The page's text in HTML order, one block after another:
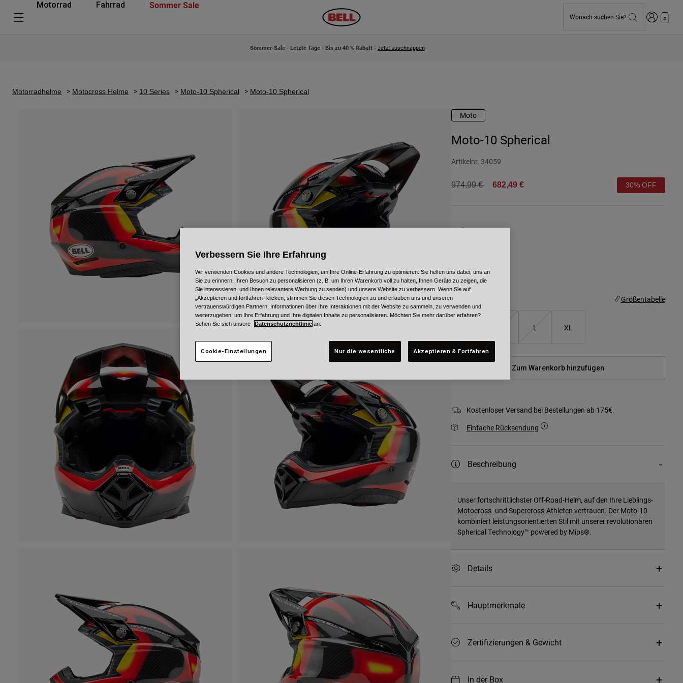
Motorrad Fahrrad Sommer Sale
Wonach suchen Sie? Anmelden
0
Sommer-Sale - Letzte Tage - Bis zu 40 % Rabatt - Jetzt zuschnappen
Motorradhelme Motocross Helme 10 Series Moto-10 Spherical Moto-10 Spherical
Moto
Moto-10 Spherical
Artikelnr. 34059
Price reduced from
974,99 €to 682,49 € 30% OFF
Farben -Rot
ausgewählt
Größe Größentabelle
L XL
Zum Warenkorb hinzufügen
Kostenloser Versand bei Bestellungen ab 175€
Einfache Rücksendung
Beschreibung
Unser fortschrittlichster Off-Road-Helm, auf den Ihre Lieblings-
Motocross- und Supercross-Athleten vertrauen. Der Moto-10
kombiniert leistungsorientierten Stil mit unserer revolutionären
Spherical Technology™ powered by Mips®.
Details
Hauptmerkmale
Zertifizierungen & Gewicht
In der Box
Verbessern Sie Ihre Erfahrung
Wir verwenden Cookies und andere Technologien, um Ihre Online-Erfahrung zu optimieren. Sie helfen uns dabei, uns an
Sie zu erinnern, Ihren Besuch zu personalisieren (z. B. um Ihren Warenkorb voll zu halten, Ihnen Geräte zu zeigen, die
Sie interessieren, und Ihnen relevantere Werbung zu senden) und unsere Website zu verbessern. Wenn Sie auf
„Akzeptieren und fortfahren“ klicken, stimmen Sie diesen Technologien zu und erlauben uns und unseren
vertrauenswürdigen Partnern, Informationen über Ihre Interaktionen mit der Website zu sammeln, zu verwenden und
weiterzugeben, um Ihre Erfahrung und Ihre digitalen Inhalte zu personalisieren. Möchten Sie mehr darüber erfahren?
Sehen Sie sich unsere
Datenschutzrichtlinie an.
Cookie-Einstellungen Nur die wesentliche Akzeptieren & Fortfahren